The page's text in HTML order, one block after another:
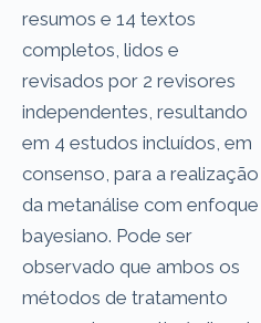
resumos e 14 textos
completos, lidos e
revisados por 2 revisores
independentes, resultando
em 4 estudos incluídos, em
consenso, para a realização
da metanálise com enfoque
bayesiano. Pode ser
observado que ambos os
métodos de tratamento